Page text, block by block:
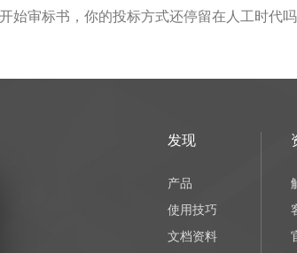
始审标书，你的投标方式还停留在人工时代
发现
产品
使用技巧
文档资料